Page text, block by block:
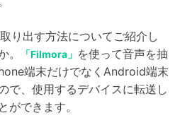
り出す方法についてご紹介し
。
「Filmora」 を使って音声を抽
端末だけでなくAndroid端末
で、使用するデバイスに転送し
ができます。